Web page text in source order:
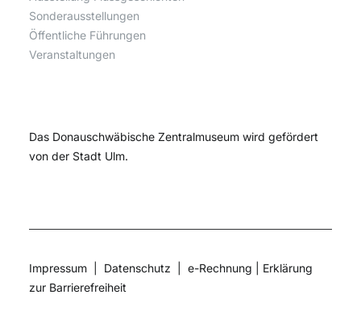
Sonderausstellungen
Öffentliche Führungen
Veranstaltungen
Das Donauschwäbische Zentralmuseum wird gefördert
von der Stadt Ulm.
Impressum Datenschutz e-Rechnung
Erklärung
zur Barrierefreiheit